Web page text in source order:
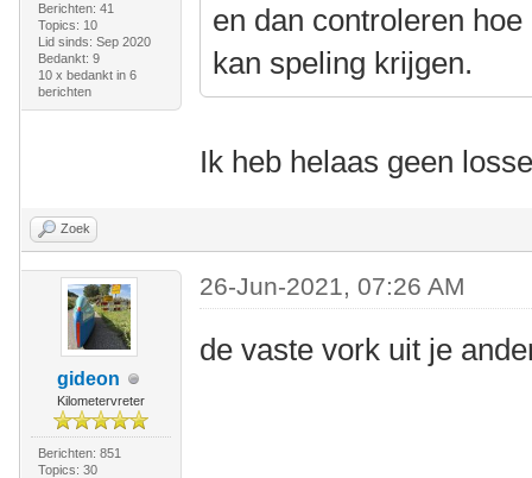
Berichten: 41
Topics: 10
Lid sinds: Sep 2020
Bedankt: 9
10 x bedankt in 6
berichten
en dan controleren
kan speling krijgen.
Ik heb helaas geen
Zoek
gideon
Kilometervreter
Berichten: 851
Topics: 30
26-Jun-2021, 07:26 AM
de vaste vork uit je